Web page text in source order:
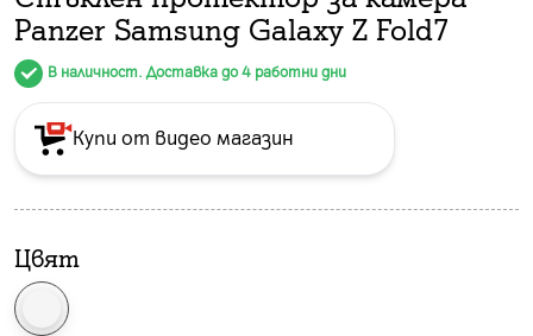
Panzer Samsung Galaxy Z Fold7
В наличност. Доставка до 4 работни дни
Купи от видео магазин
Цвят